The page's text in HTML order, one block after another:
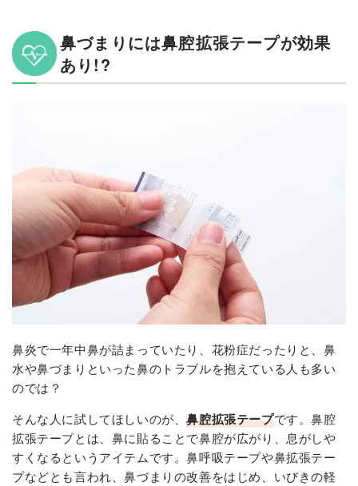
鼻づまりには鼻腔拡張テープが効果
あり!?
鼻炎で一年中鼻が詰まっていたり、花粉症だったりと、鼻
水や鼻づまりといった鼻のトラブルを抱えている人も多い
のでは？
そんな人に試してほしいのが、鼻腔拡張テープです。鼻腔
拡張テープとは、鼻に貼ることで鼻腔が広がり、息がしや
すくなるというアイテムです。鼻呼吸テープや鼻拡張テー
プなどとも言われ、鼻づまりの改善をはじめ、いびきの軽